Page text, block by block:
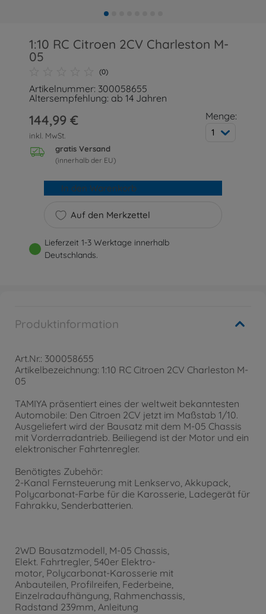
1:10 RC Citroen 2CV Charleston M-
05
(0)
Artikelnummer: 300058655
Altersempfehlung: ab 14 Jahren
144,99 €
inkl. MwSt.
gratis Versand
(innerhalb der EU)
Menge:
1
Auf den Merkzettel
In den Warenkorb
Lieferzeit 1-3 Werktage innerhalb
Deutschlands.
Produktinformation
Art.Nr.: 300058655
Artikelbezeichnung: 1:10 RC Citroen 2CV Charleston M-
05
TAMIYA präsentiert eines der weltweit bekanntesten
Automobile: Den Citroen 2CV jetzt im Maßstab 1/10.
Ausgeliefert wird der Bausatz mit dem M-05 Chassis
mit Vorderradantrieb. Beiliegend ist der Motor und ein
elektronischer Fahrtenregler.
Benötigtes Zubehör:
2-Kanal Fernsteuerung mit Lenkservo, Akkupack,
Polycarbonat-Farbe für die Karosserie, Ladegerät für
Fahrakku, Senderbatterien.
2WD Bausatzmodell, M-05 Chassis,
Elekt. Fahrtregler, 540er Elektro-
motor, Polycarbonat-Karosserie mit
Anbauteilen, Profilreifen, Federbeine,
Einzelradaufhängung, Rahmenchassis,
Radstand 239mm, Anleitung